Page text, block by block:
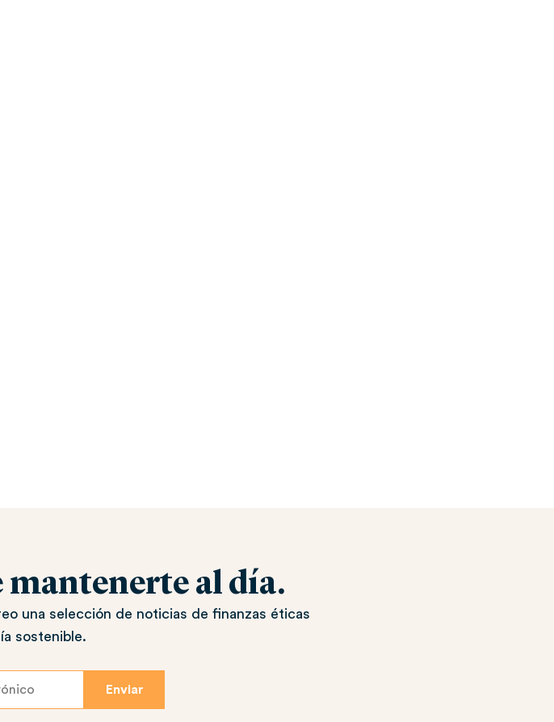
mantenerte al día.
una selección de noticias de finanzas éticas
sostenible.